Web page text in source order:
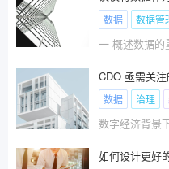
数据 数据管
CDO 亟需关
数据 治理
如何设计更好